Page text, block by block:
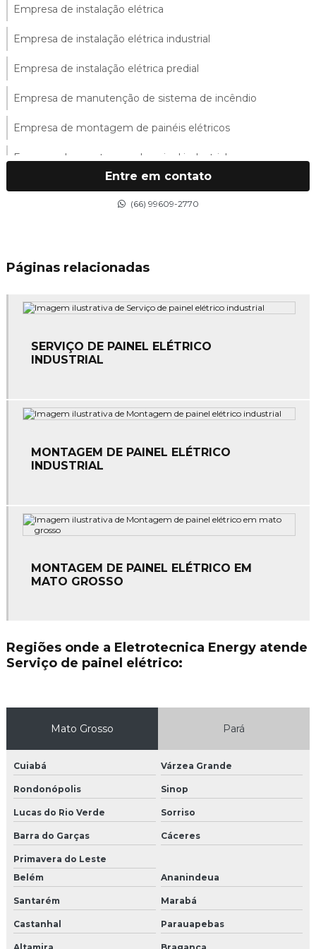
Empresa de instalação elétrica
Empresa de instalação elétrica industrial
Empresa de instalação elétrica predial
Empresa de manutenção de sistema de incêndio
Empresa de montagem de painéis elétricos
Empresa de montagem de painel industrial
Empresa de projeto elétrico
Empresa de serviços elétricos
Empresa de spda
Empresas de manutenção elétrica
Empresas de sistema de combate a incêndio
Instalação de comando elétrico
Instalação de hidrantes
Instalação de para raios em mato grosso
Instalação de sistema de combate a incêndio
Instalação de sistema de prevenção contra incêndio
Instalação e manutenção elétrica
Instalação e manutenção elétrica em mato grosso
Instalação elétrica industrial
Instalação elétrica industrial em mato grosso
Entre em contato
(66) 99609-2770
Páginas relacionadas
SERVIÇO DE PAINEL ELÉTRICO
INDUSTRIAL
MONTAGEM DE PAINEL ELÉTRICO
INDUSTRIAL
MONTAGEM DE PAINEL ELÉTRICO EM
MATO GROSSO
Regiões onde a Eletrotecnica Energy atende
Serviço de painel elétrico:
Mato Grosso Pará
Cuiabá Várzea Grande
Rondonópolis Sinop
Lucas do Rio Verde Sorriso
Barra do Garças Cáceres
Primavera do Leste
Belém
Ananindeua
Santarém Marabá
Castanhal Parauapebas
Altamira Bragança